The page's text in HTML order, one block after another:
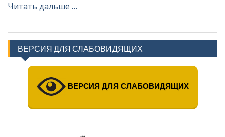
Читать дальше …
ВЕРСИЯ ДЛЯ СЛАБОВИДЯЩИХ
ВЕРСИЯ ДЛЯ СЛАБОВИДЯЩИХ